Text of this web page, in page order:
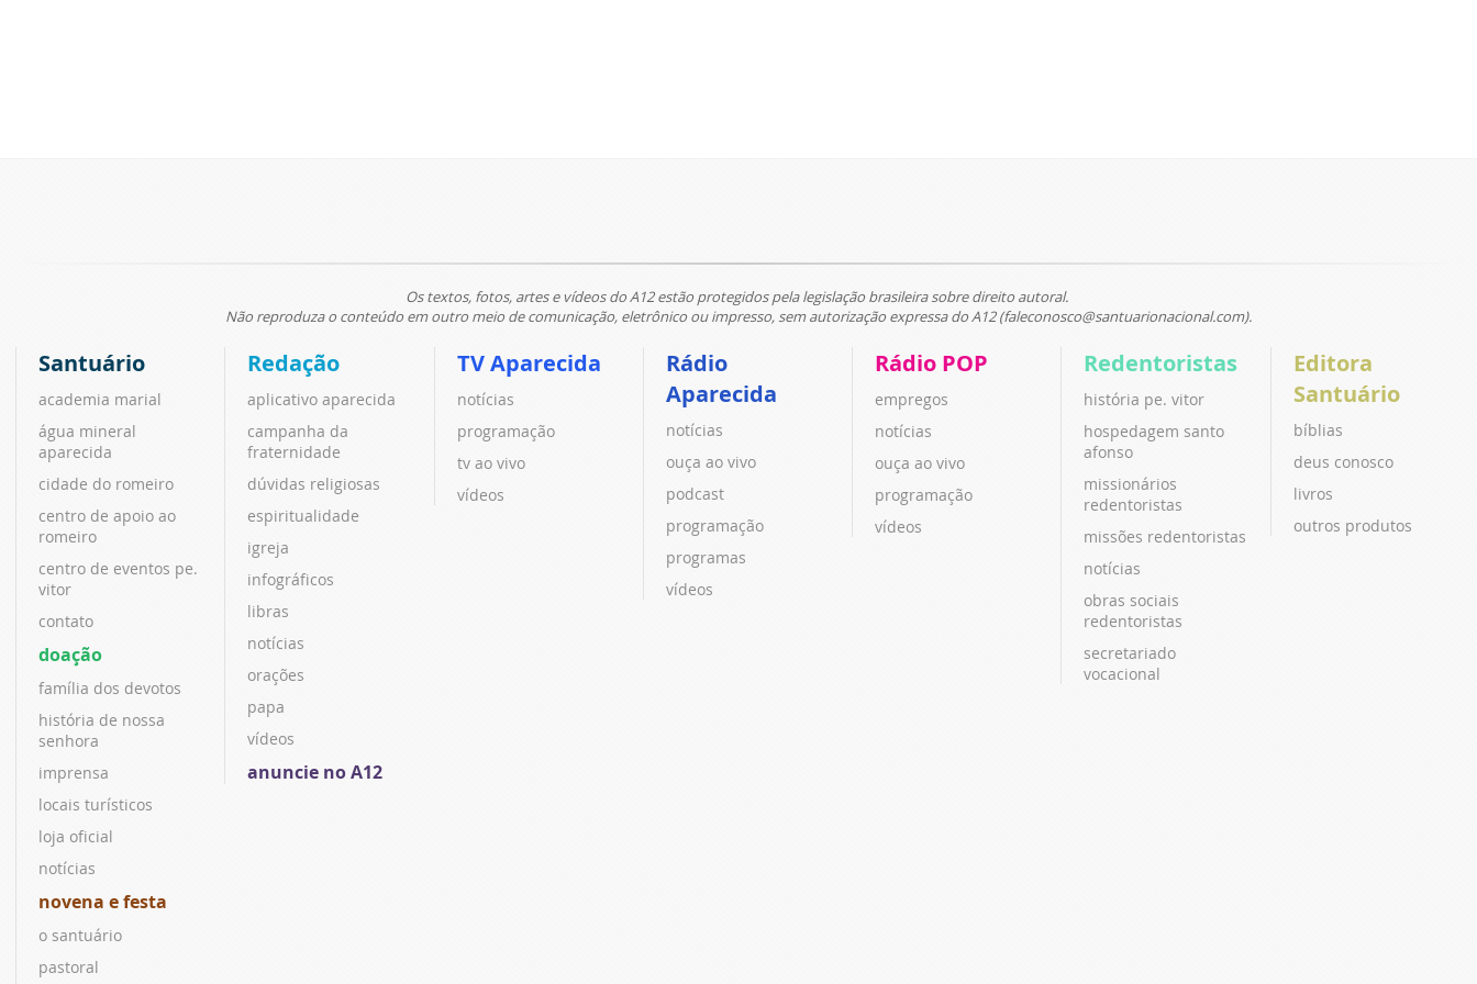
Os textos, fotos, artes e vídeos do A12 estão protegidos pela legislação brasileira sobre direito autoral.
Não reproduza o conteúdo em outro meio de comunicação, eletrônico ou impresso, sem autorização expressa do A12 (faleconosco@santuarionacional.com).
Santuário
academia marial
água mineral
aparecida
cidade do romeiro
centro de apoio ao
romeiro
centro de eventos pe.
vitor
contato
doação
família dos devotos
história de nossa
senhora
imprensa
locais turísticos
loja oficial
notícias
novena e festa
o santuário
pastoral
Redação
aplicativo aparecida
campanha da
fraternidade
dúvidas religiosas
espiritualidade
igreja
infográficos
libras
notícias
orações
papa
vídeos
anuncie no A12
TV Aparecida
notícias
programação
tv ao vivo
vídeos
Rádio
Aparecida
notícias
ouça ao vivo
podcast
programação
programas
vídeos
Rádio POP
empregos
notícias
ouça ao vivo
programação
vídeos
Redentoristas
história pe. vitor
hospedagem santo
afonso
missionários
redentoristas
missões redentoristas
notícias
obras sociais
redentoristas
secretariado
vocacional
Editora
Santuário
bíblias
deus conosco
livros
outros produtos